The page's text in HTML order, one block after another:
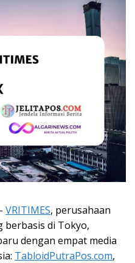
VRITIMES, perusahaan
berbasis di Tokyo,
dengan empat media
TabloidPutraPos.com,